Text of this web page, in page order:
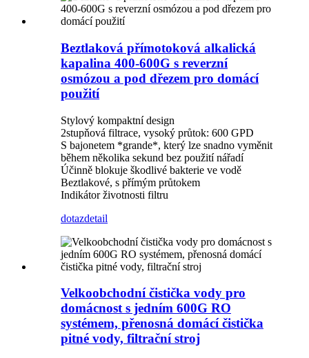
Beztlaková přímotoková alkalická
kapalina 400-600G s reverzní
osmózou a pod dřezem pro domácí
použití
Stylový kompaktní design
2stupňová filtrace, vysoký průtok: 600 GPD
S bajonetem *grande*, který lze snadno vyměnit
během několika sekund bez použití nářadí
Účinně blokuje škodlivé bakterie ve vodě
Beztlakové, s přímým průtokem
Indikátor životnosti filtru
dotazdetail
Velkoobchodní čistička vody pro
domácnost s jedním 600G RO
systémem, přenosná domácí čistička
pitné vody, filtrační stroj